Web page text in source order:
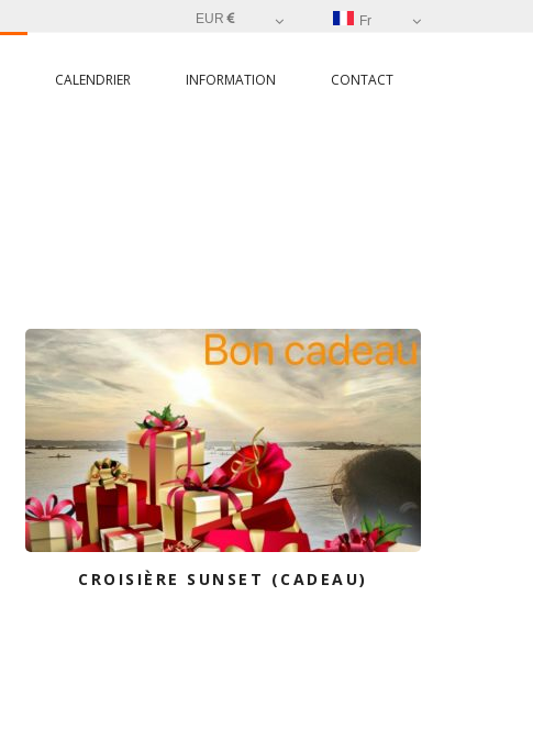
Fr
EUR
CALENDRIER INFORMATION CONTACT
CROISIÈRE SUNSET (CADEAU)